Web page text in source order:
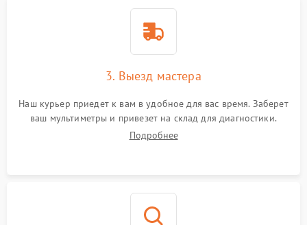
3. Выезд мастера
Наш курьер приедет к вам в удобное для вас время. Заберет
ваш мультиметры и привезет на склад для диагностики.
Подробнее